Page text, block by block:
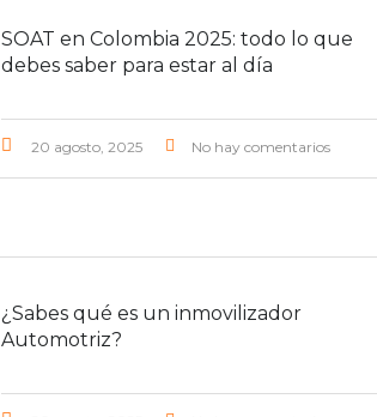
SOAT en Colombia 2025: todo lo que
debes saber para estar al día
20 agosto, 2025 No hay comentarios
¿Sabes qué es un inmovilizador
Automotriz?